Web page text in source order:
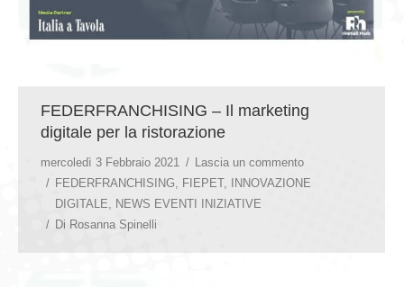
FEDERFRANCHISING – Il marketing
digitale per la ristorazione
mercoledì 3 Febbraio 2021
Lascia un commento
FEDERFRANCHISING, FIEPET,
INNOVAZIONE
DIGITALE, NEWS EVENTI INIZIATIVE
Di Rosanna Spinelli